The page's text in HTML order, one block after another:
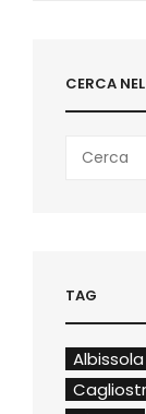
CERCA
for:
TAG